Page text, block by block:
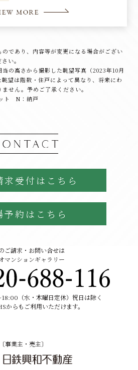
であり、内容等が変更になる場合がござい
い。
の高さから撮影した眺望写真（2023年10月
望は階数・住戸によって異なり、将来にわ
せん。予めご了承ください。
ト N：納戸
求受付はこちら
予約はこちら
ご請求・お問い合せは
マンションギャラリー
（水・木曜日定休）祝日は除く
からもご利用いただけます。
〔事業主・売主〕